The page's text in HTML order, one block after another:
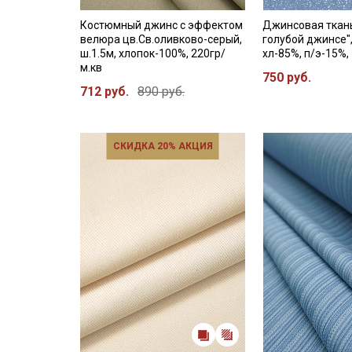
Костюмный джинс с эффектом
велюра цв.Св.оливково-серый,
ш.1.5м, хлопок-100%, 220гр/
м.кв
712 руб. 890 руб.
Джинсовая
голубой
хл-85%, п/э-
750 руб.
СКИДКА 20% АКЦИЯ